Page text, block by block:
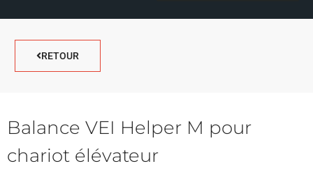
RETOUR
Balance VEI Helper M pour
chariot élévateur